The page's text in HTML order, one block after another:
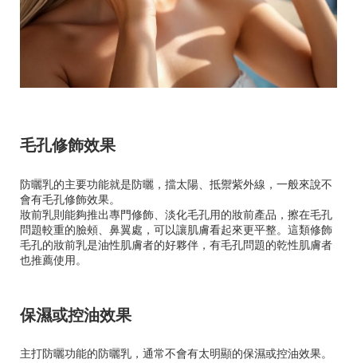
毛孔修飾效果
防曬乳的主要功能就是防曬，擋太陽、抵禦紫外線，一般來說不
會有毛孔修飾效果。
妝前乳則能夠推出專門修飾、淡化毛孔用的妝前產品，擦在毛孔
問題較重的臉頰、鼻翼處，可以讓肌膚看起來更平整。這類修飾
毛孔的妝前乳是油性肌膚者的好夥伴，有毛孔問題的乾性肌膚者
也推薦使用。
保濕或控油效果
主打防曬功能的防曬乳，通常不會有太明顯的保濕或控油效果。